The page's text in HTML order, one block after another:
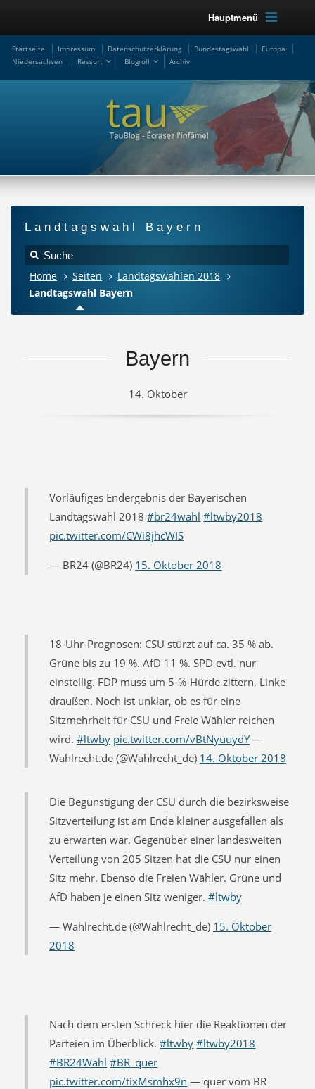
Hauptmenü
Startseite Impressum Datenschutzerklärung Bundestagswahl
Europa
Niedersachsen
Ressort Blogroll Archiv
Landtagswahl Bayern
Home Seiten
Landtagswahlen 2018
Landtagswahl Bayern
Bayern
14. Oktober
Vorläufiges Endergebnis der Bayerischen
Landtagswahl 2018#br24wahl #ltwby2018
pic.twitter.com/CWi8jhcWIS
— BR24 (@BR24) 15. Oktober 2018
18-Uhr-Prognosen: CSU stürzt auf ca. 35 % ab.
Grüne bis zu 19 %. AfD 11 %. SPD evtl. nur
einstellig. FDP muss um 5-%-Hürde zittern, Linke
draußen. Noch ist unklar, ob es für eine
Sitzmehrheit für CSU und Freie Wähler reichen
wird.#ltwby pic.twitter.com/vBtNyuuydY—
Wahlrecht.de (@Wahlrecht_de) 14. Oktober 2018
Die Begünstigung der CSU durch die bezirksweise
Sitzverteilung ist am Ende kleiner ausgefallen als
zu erwarten war. Gegenüber einer landesweiten
Verteilung von 205 Sitzen hat die CSU nur einen
Sitz mehr. Ebenso die Freien Wähler. Grüne und
AfD haben je einen Sitz weniger.#ltwby
— Wahlrecht.de (@Wahlrecht_de) 15. Oktober
2018
Nach dem ersten Schreck hier die Reaktionen der
Parteien im Überblick.#ltwby #ltwby2018
#BR24Wahl #BR_quer
pic.twitter.com/tixMsmhx9n — quer vom BR